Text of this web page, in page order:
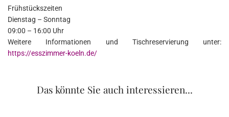
Frühstückszeiten
Dienstag – Sonntag
09:00 – 16:00 Uhr
Weitere Informationen und Tischreservierung unter:
https://esszimmer-koeln.de/
Das könnte Sie auch interessieren...